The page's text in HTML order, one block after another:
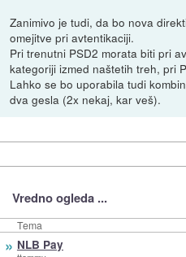
Zanimivo je tudi, da bo nova
omejitve pri avtentikaciji.
Pri trenutni PSD2 morata biti pri
kategoriji izmed naštetih treh, pri
Lahko se bo uporabila tudi
dva gesla (2x nekaj, kar veš).
Vredno ogleda ...
Tema
» NLB Pay